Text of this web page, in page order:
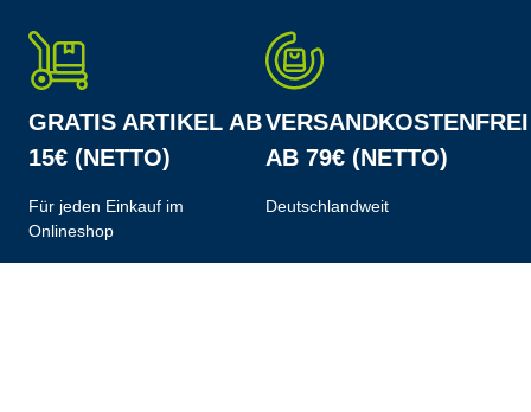
GRATIS ARTIKEL AB
15€ (NETTO)
Für jeden Einkauf im
Onlineshop
VERSANDKOSTENFREI
AB 79€ (NETTO)
Deutschlandweit